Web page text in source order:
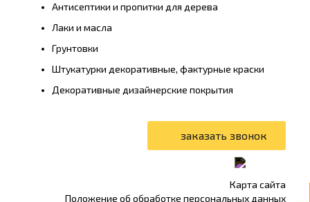
Антисептики и пропитки для дерева
Лаки и масла
Грунтовки
Штукатурки декоративные, фактурные краски
Декоративные дизайнерские покрытия
Карта сайта
Положение об обработке персональных данных